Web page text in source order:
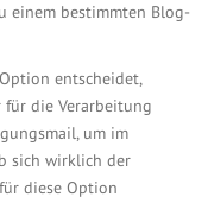
einem bestimmten Blog-
entscheidet,
für die Verarbeitung
um im
sich wirklich der
diese Option